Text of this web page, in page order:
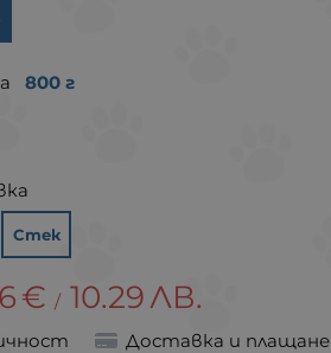
800 г
Стек
€ / 10.29ЛВ.
Доставка и плащане